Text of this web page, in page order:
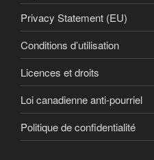
Privacy Statement (EU)
Conditions d’utilisation
Licences et droits
Loi canadienne anti-pourriel
Politique de confidentialité